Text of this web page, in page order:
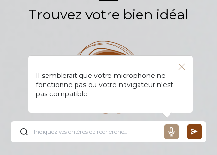
Trouvez votre bien idéal
Il semblerait que votre microphone ne
fonctionne pas ou votre navigateur n'est
pas compatible